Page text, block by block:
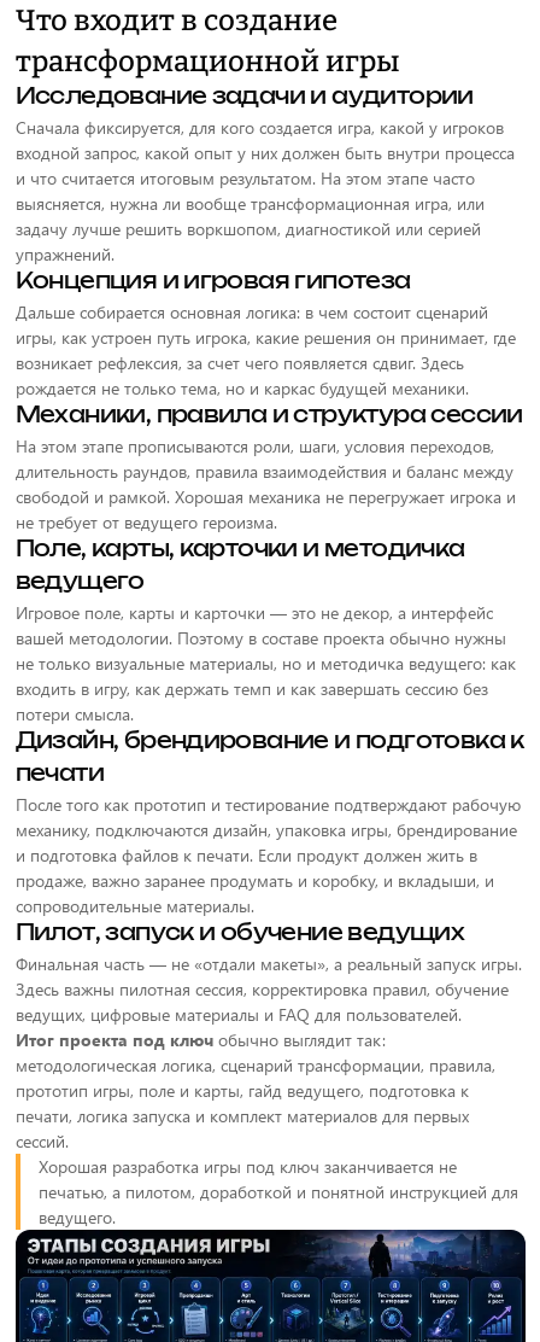
Что входит в создание
трансформационной игры
Исследование задачи и аудитории
Сначала фиксируется, для кого создается игра, какой у игроков
входной запрос, какой опыт у них должен быть внутри процесса
и что считается итоговым результатом. На этом этапе часто
выясняется, нужна ли вообще трансформационная игра, или
задачу лучше решить воркшопом, диагностикой или серией
упражнений.
Концепция и игровая гипотеза
Дальше собирается основная логика: в чем состоит сценарий
игры, как устроен путь игрока, какие решения он принимает, где
возникает рефлексия, за счет чего появляется сдвиг. Здесь
рождается не только тема, но и каркас будущей механики.
Механики, правила и структура сессии
На этом этапе прописываются роли, шаги, условия переходов,
длительность раундов, правила взаимодействия и баланс между
свободой и рамкой. Хорошая механика не перегружает игрока и
не требует от ведущего героизма.
Поле, карты, карточки и методичка
ведущего
Игровое поле, карты и карточки — это не декор, а интерфейс
вашей методологии. Поэтому в составе проекта обычно нужны
не только визуальные материалы, но и методичка ведущего: как
входить в игру, как держать темп и как завершать сессию без
потери смысла.
Дизайн, брендирование и подготовка к
печати
После того как прототип и тестирование подтверждают рабочую
механику, подключаются дизайн, упаковка игры, брендирование
и подготовка файлов к печати. Если продукт должен жить в
продаже, важно заранее продумать и коробку, и вкладыши, и
сопроводительные материалы.
Пилот, запуск и обучение ведущих
Финальная часть — не «отдали макеты», а реальный запуск игры.
Здесь важны пилотная сессия, корректировка правил, обучение
ведущих, цифровые материалы и FAQ для пользователей.
Итог проекта под ключобычно выглядит так:
методологическая логика, сценарий трансформации, правила,
прототип игры, поле и карты, гайд ведущего, подготовка к
печати, логика запуска и комплект материалов для первых
сессий.
Хорошая разработка игры под ключ заканчивается не
печатью, а пилотом, доработкой и понятной инструкцией для
ведущего.